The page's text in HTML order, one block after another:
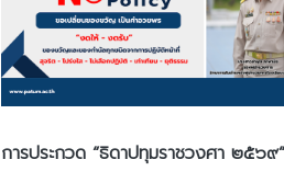
การประกวด “ธิดาปทุมราชวงศา ๒๕๖๙”